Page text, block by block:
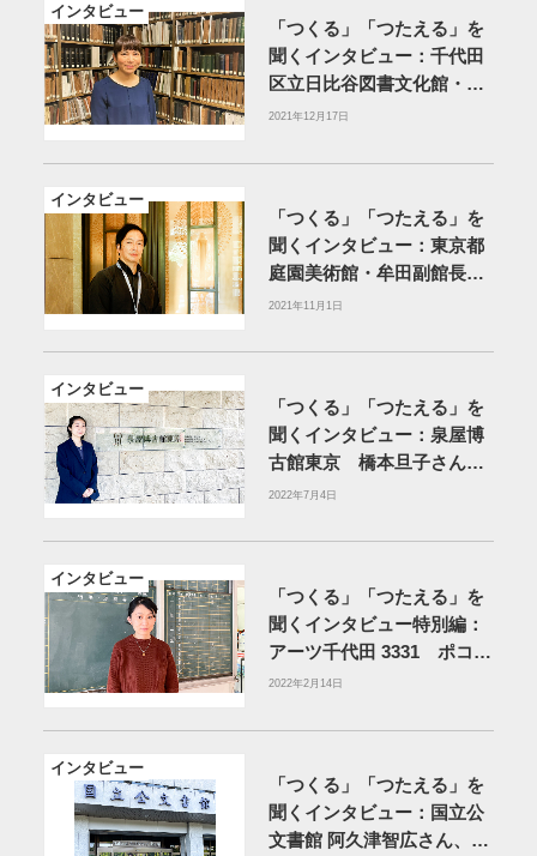
インタビュー
「つくる」「つたえる」を
聞くインタビュー：千代田
区立日比谷図書文化館・並
木百合さん（後編）
2021年12月17日
インタビュー
「つくる」「つたえる」を
聞くインタビュー：東京都
庭園美術館・牟田副館長
（前編）
2021年11月1日
インタビュー
「つくる」「つたえる」を
聞くインタビュー：泉屋博
古館東京 橋本旦子さん
（前編）
2022年7月4日
インタビュー
「つくる」「つたえる」を
聞くインタビュー特別編：
アーツ千代田 3331 ポコラ
ート事業 嘉納 礼奈さん
2022年2月14日
インタビュー
「つくる」「つたえる」を
聞くインタビュー：国立公
文書館 阿久津智広さん、永